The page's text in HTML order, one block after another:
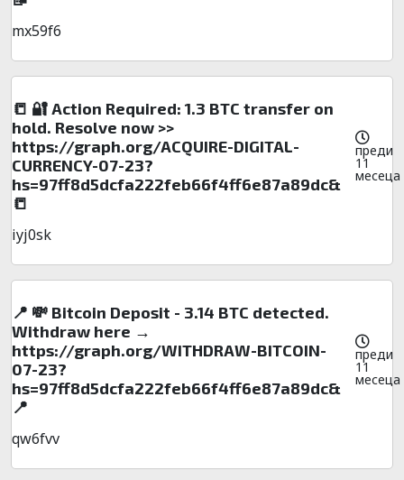
mx59f6
📒 🔐 Action Required: 1.3 BTC transfer on
hold. Resolve now >>
https://graph.org/ACQUIRE-DIGITAL-
CURRENCY-07-23?
hs=97ff8d5dcfa222feb66f4ff6e87a89dc&
📒
преди
11
месеца
iyj0sk
📍 💸 Bitcoin Deposit - 3.14 BTC detected.
Withdraw here →
https://graph.org/WITHDRAW-BITCOIN-
07-23?
hs=97ff8d5dcfa222feb66f4ff6e87a89dc&
📍
преди
11
месеца
qw6fvv